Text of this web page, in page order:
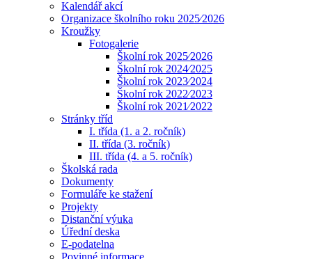
Kalendář akcí
Organizace školního roku 2025⁄2026
Kroužky
Fotogalerie
Školní rok 2025⁄2026
Školní rok 2024⁄2025
Školní rok 2023⁄2024
Školní rok 2022⁄2023
Školní rok 2021⁄2022
Stránky tříd
I. třída (1. a 2. ročník)
II. třída (3. ročník)
III. třída (4. a 5. ročník)
Školská rada
Dokumenty
Formuláře ke stažení
Projekty
Distanční výuka
Úřední deska
E-podatelna
Povinné informace